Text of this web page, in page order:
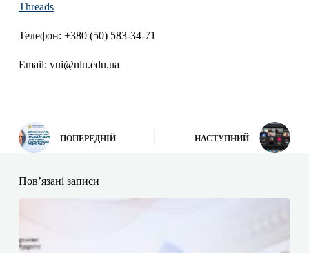
Threads
Телефон: +380 (50) 583-34-71
Email: vui@nlu.edu.ua
ПОПЕРЕДНІЙ НАСТУПНИЙ
Пов’язані записи